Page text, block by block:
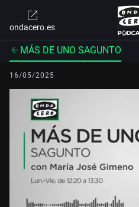
ondacero.es
MÁS DE UNO SAGUNTO
16/05/2025